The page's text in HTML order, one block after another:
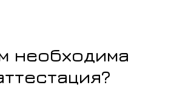
необходима